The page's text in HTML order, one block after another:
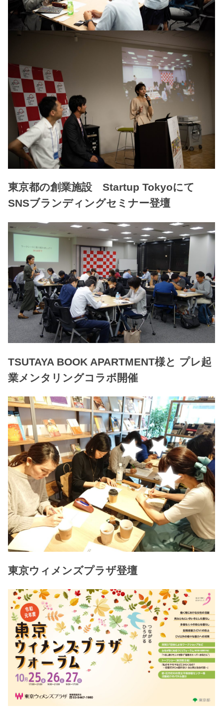
東京都の創業施設 Startup Tokyoにて
SNSブランディングセミナー登壇
TSUTAYA BOOK APARTMENT様と プレ起
業メンタリングコラボ開催
東京ウィメンズプラザ登壇